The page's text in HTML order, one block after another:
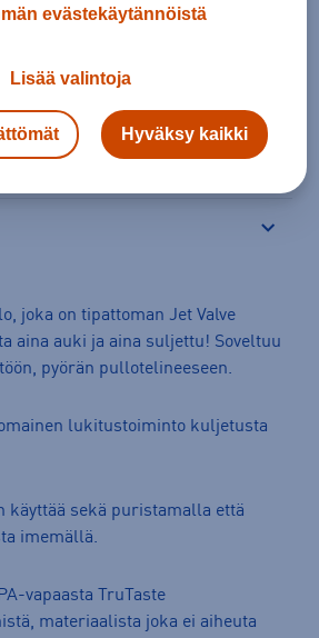
1-3 arkipäivää.
joka on tipattoman Jet Valve
aina auki ja aina suljettu! Soveltuu
pyörän pullotelineeseen.
lukitustoiminto kuljetusta
käyttää sekä puristamalla että
imemällä.
vapaasta TruTaste
materiaalista joka ei aiheuta
evästekäytännöistä
Lisää valintoja
Hyväksy kaikki